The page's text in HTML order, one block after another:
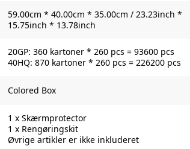
59.00cm * 40.00cm * 35.00cm / 23.23inch *
15.75inch * 13.78inch
20GP: 360 kartoner * 260 pcs = 93600 pcs
40HQ: 870 kartoner * 260 pcs = 226200 pcs
Colored Box
1 x Skærmprotector
1 x Rengøringskit
Øvrige artikler er ikke inkluderet